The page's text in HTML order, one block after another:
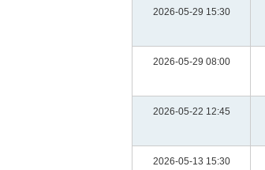
2026-05-29 15:30
2026-05-29 08:00
2026-05-22 12:45
2026-05-13 15:30